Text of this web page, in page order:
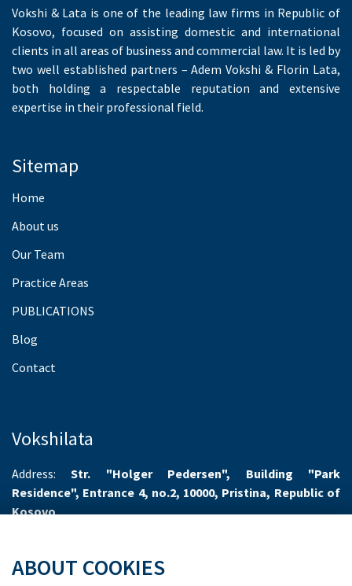
ABOUT COOKIES
Vokshi & Lata is one of the leading law firms in Republic of
Kosovo, focused on assisting domestic and international
clients in all areas of business and commercial law. It is led by
two well established partners – Adem Vokshi & Florin Lata,
both holding a respectable reputation and extensive
expertise in their professional field.
Sitemap
Home
About us
Our Team
Practice Areas
PUBLICATIONS
Blog
Contact
Vokshilata
Address:Str. "Holger Pedersen", Building "Park
Residence", Entrance 4, no.2, 10000, Pristina, Republic of
Kosovo
Phone:+383 44 55 66 70